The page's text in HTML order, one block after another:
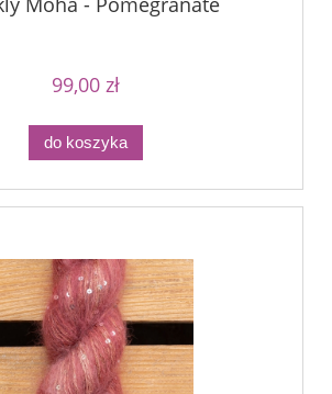
99,00 zł
do koszyka